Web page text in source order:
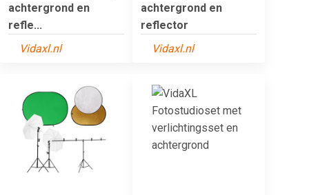
achtergrond en
refle...
Vidaxl.nl
achtergrond en
reflector
Vidaxl.nl